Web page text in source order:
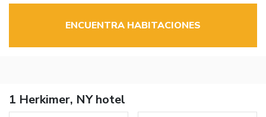
ENCUENTRA HABITACIONES
1 Herkimer, NY hotel